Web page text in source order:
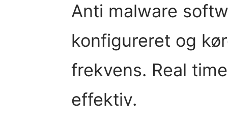
Anti malware
konfigureret og
frekvens. Real
effektiv.